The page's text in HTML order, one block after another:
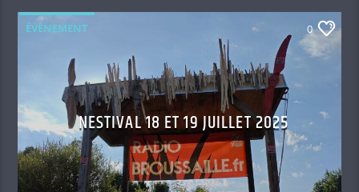
ÉVÈNEMENT 0
NESTIVAL 18 ET 19 JUILLET 2025